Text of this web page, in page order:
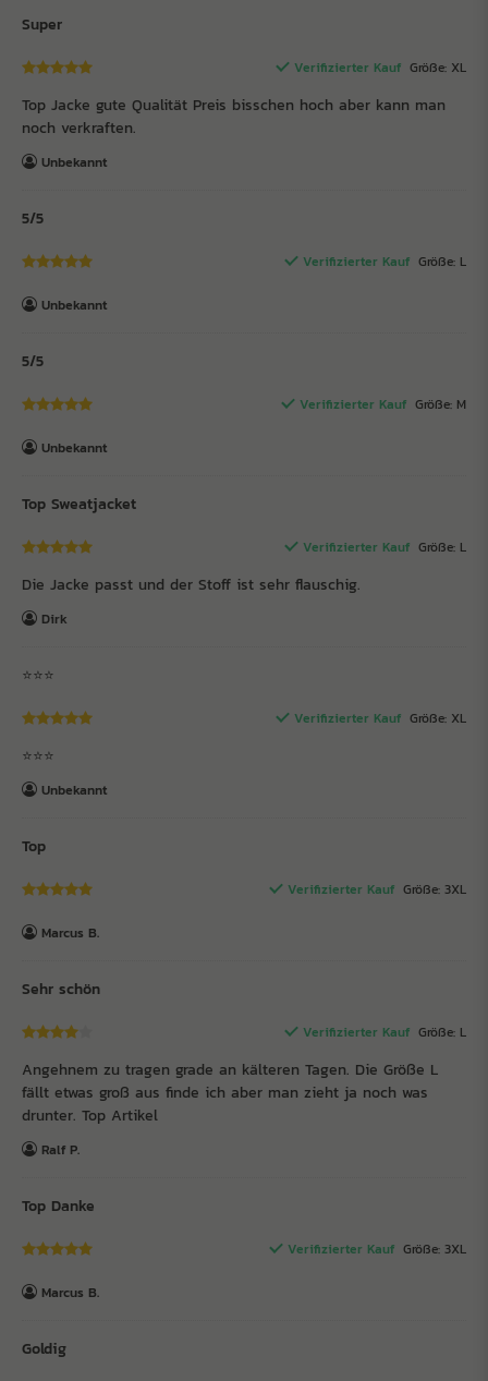
Super
Verifizierter Kauf Größe: XL
Top Jacke gute Qualität Preis bisschen hoch aber kann man
noch verkraften.
Unbekannt
5/5
Verifizierter Kauf Größe: L
Unbekannt
5/5
Verifizierter Kauf Größe: M
Unbekannt
Top Sweatjacket
Verifizierter Kauf Größe: L
Die Jacke passt und der Stoff ist sehr flauschig.
Dirk
⭐️⭐️⭐️
Verifizierter Kauf Größe: XL
⭐️⭐️⭐️
Unbekannt
Top
Verifizierter Kauf Größe: 3XL
Marcus B.
Sehr schön
Verifizierter Kauf Größe: L
Angehnem zu tragen grade an kälteren Tagen. Die Größe L
fällt etwas groß aus finde ich aber man zieht ja noch was
drunter. Top Artikel
Ralf P.
Top Danke
Verifizierter Kauf Größe: 3XL
Marcus B.
Goldig